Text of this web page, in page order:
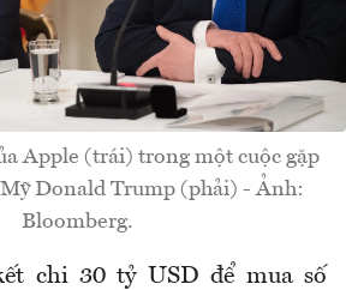
Apple (trái) trong một cuộc gặp
Donald Trump (phải) - Ảnh:
Bloomberg.
chi 30 tỷ USD để mua số